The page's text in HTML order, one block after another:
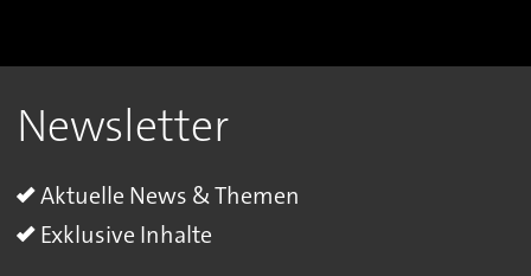
Newsletter
Aktuelle News & Themen
Exklusive Inhalte